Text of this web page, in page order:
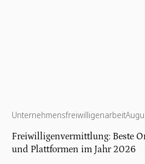
Unternehmensfreiwilligenarbeit
Freiwilligenvermittlung: Beste
und Plattformen im Jahr 2026